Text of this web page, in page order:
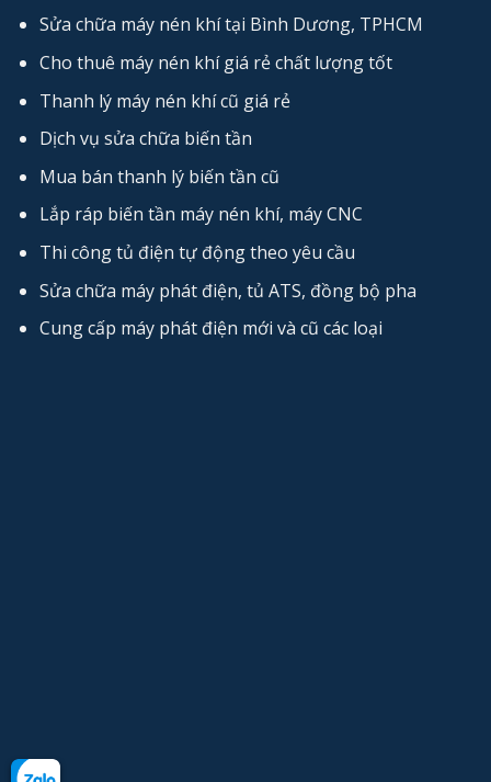
Sửa chữa máy nén khí tại Bình Dương, TPHCM
Cho thuê máy nén khí giá rẻ chất lượng tốt
Thanh lý máy nén khí cũ giá rẻ
Dịch vụ sửa chữa biến tần
Mua bán thanh lý biến tần cũ
Lắp ráp biến tần máy nén khí, máy CNC
Thi công tủ điện tự động theo yêu cầu
Sửa chữa máy phát điện, tủ ATS, đồng bộ pha
Cung cấp máy phát điện mới và cũ các loại